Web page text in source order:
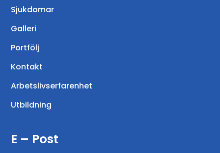
Sjukdomar
Galleri
Portfölj
Kontakt
Arbetslivserfarenhet
Utbildning
E – Post